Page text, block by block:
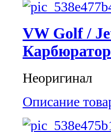
VW Golf /
Неоригинал
Описание